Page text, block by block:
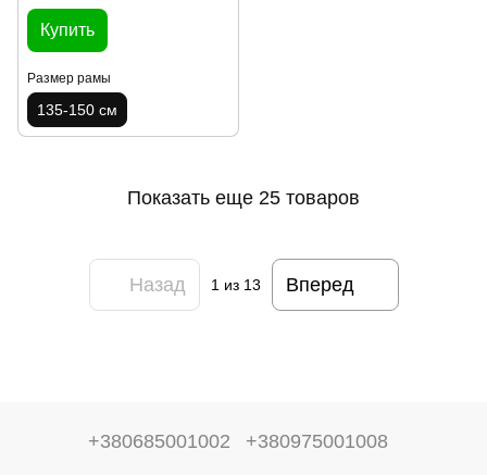
Купить
Размер рамы
135-150 см
Показать еще 25 товаров
Назад 1 из 13 Вперед
+380685001002 +380975001008